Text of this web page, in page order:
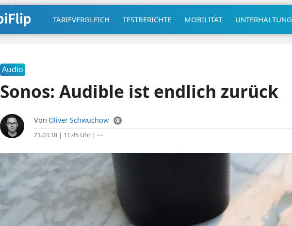
TARIFVERGLEICH TESTBERICHTE MOBILITÄT UNTERHALTUNG
Audio
Sonos: Audible ist endlich zurück
Von Oliver Schwuchow
21.03.18 | 11:45 Uhr| ⋯